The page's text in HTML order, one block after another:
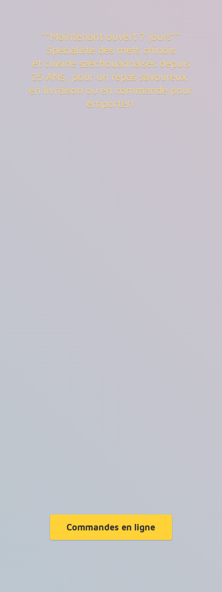
**Maintenant ouvert 7 jours**
Spécialiste des mets chinois
et cuisine széchouannaises depuis
25 ANS, pour un repas savoureux,
en livraison ou en commande pour
emporter!
Commandes en ligne